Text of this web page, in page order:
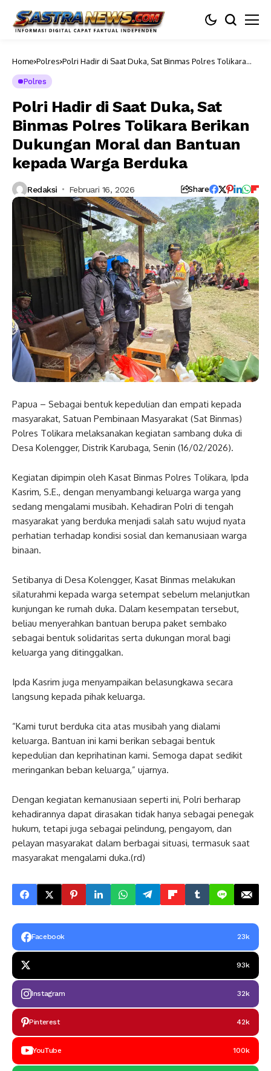
Home Polres Polri Hadir di Saat Duka, Sat Binmas Polres Tolikara
Polres
Polri Hadir di Saat Duka, Sat
Binmas Polres Tolikara Berikan
Dukungan Moral dan Bantuan
kepada Warga Berduka
Redaksi Februari 16, 2026 Share
Papua – Sebagai bentuk kepedulian dan empati kepada
masyarakat, Satuan Pembinaan Masyarakat (Sat Binmas)
Polres Tolikara melaksanakan kegiatan sambang duka di
Desa Kolengger, Distrik Karubaga, Senin (16/02/2026).
Kegiatan dipimpin oleh Kasat Binmas Polres Tolikara, Ipda
Kasrim, S.E., dengan menyambangi keluarga warga yang
sedang mengalami musibah. Kehadiran Polri di tengah
masyarakat yang berduka menjadi salah satu wujud nyata
perhatian terhadap kondisi sosial dan kemanusiaan warga
binaan.
Setibanya di Desa Kolengger, Kasat Binmas melakukan
silaturahmi kepada warga setempat sebelum melanjutkan
kunjungan ke rumah duka. Dalam kesempatan tersebut,
beliau menyerahkan bantuan berupa paket sembako
sebagai bentuk solidaritas serta dukungan moral bagi
keluarga yang ditinggalkan.
Ipda Kasrim juga menyampaikan belasungkawa secara
langsung kepada pihak keluarga.
“Kami turut berduka cita atas musibah yang dialami
keluarga. Bantuan ini kami berikan sebagai bentuk
kepedulian dan keprihatinan kami. Semoga dapat sedikit
meringankan beban keluarga,” ujarnya.
Dengan kegiatan kemanusiaan seperti ini, Polri berharap
kehadirannya dapat dirasakan tidak hanya sebagai penegak
hukum, tetapi juga sebagai pelindung, pengayom, dan
pelayan masyarakat dalam berbagai situasi, termasuk saat
masyarakat mengalami duka.(rd)
Facebook 23k
93k
Instagram 32k
Pinterest 42k
YouTube 100k